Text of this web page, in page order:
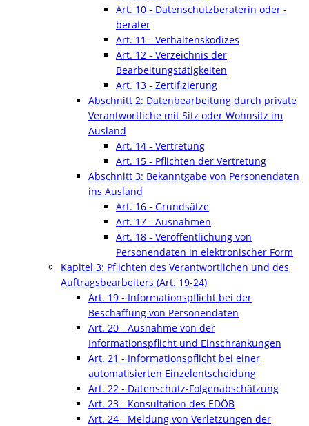
Art. 10 - Datenschutzberaterin oder -
berater
Art. 11 - Verhaltenskodizes
Art. 12 - Verzeichnis der
Bearbeitungstätigkeiten
Art. 13 - Zertifizierung
Abschnitt 2: Datenbearbeitung durch private
Verantwortliche mit Sitz oder Wohnsitz im
Ausland
Art. 14 - Vertretung
Art. 15 - Pflichten der Vertretung
Abschnitt 3: Bekanntgabe von Personendaten
ins Ausland
Art. 16 - Grundsätze
Art. 17 - Ausnahmen
Art. 18 - Veröffentlichung von
Personendaten in elektronischer Form
Kapitel 3: Pflichten des Verantwortlichen und des
Auftragsbearbeiters (Art. 19-24)
Art. 19 - Informationspflicht bei der
Beschaffung von Personendaten
Art. 20 - Ausnahme von der
Informationspflicht und Einschränkungen
Art. 21 - Informationspflicht bei einer
automatisierten Einzelentscheidung
Art. 22 - Datenschutz-Folgenabschätzung
Art. 23 - Konsultation des EDÖB
Art. 24 - Meldung von Verletzungen der